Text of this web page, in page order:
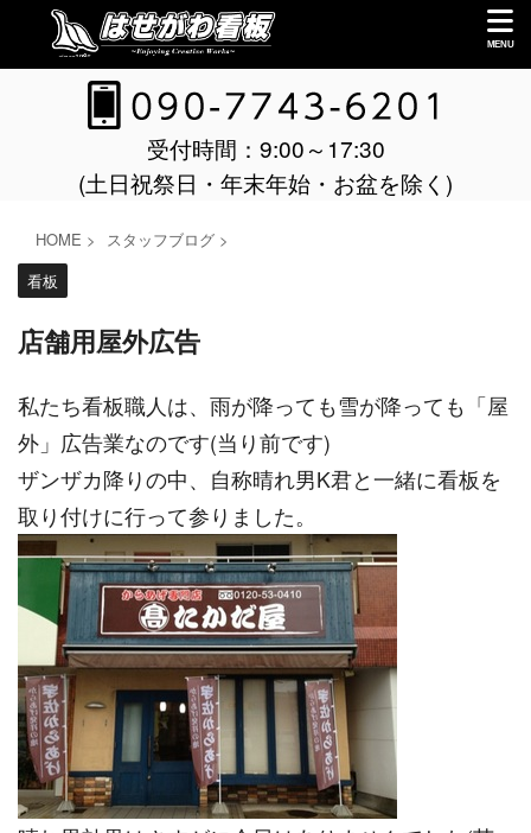
受付時間：9:00～17:30
(土日祝祭日・年末年始・お盆を除く)
HOME > スタッフブログ >
看板
店舗用屋外広告
私たち看板職人は、雨が降っても雪が降っても「屋
外」広告業なのです(当り前です)
ザンザカ降りの中、自称晴れ男K君と一緒に看板を
取り付けに行って参りました。